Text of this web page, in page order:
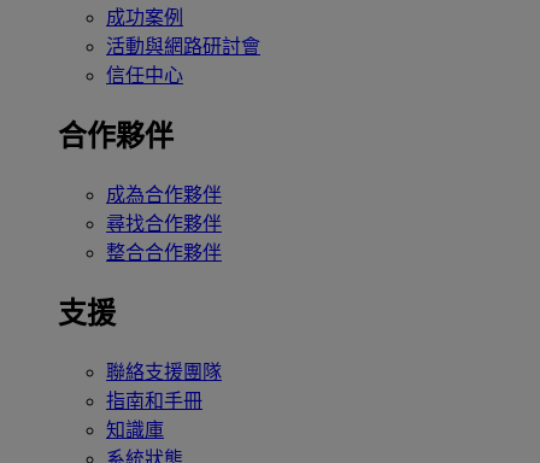
成功案例
活動與網路研討會
信任中心
合作夥伴
成為合作夥伴
尋找合作夥伴
整合合作夥伴
支援
聯絡支援團隊
指南和手冊
知識庫
系統狀態